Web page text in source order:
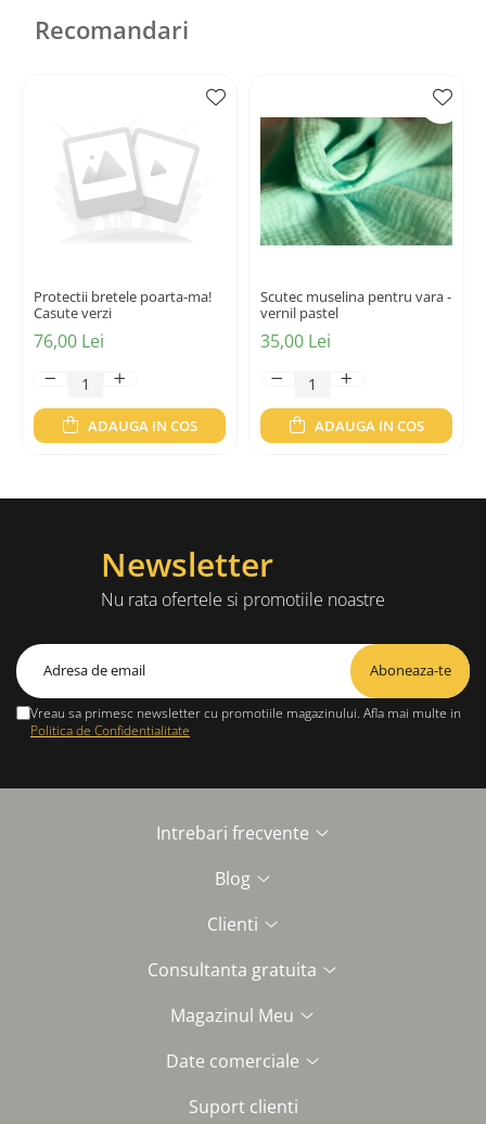
Recomandari
Protectii bretele poarta-ma!
Casute verzi
76,00 Lei
ADAUGA IN COS
Scutec muselina pentru vara -
vernil pastel
35,00 Lei
ADAUGA IN COS
Newsletter
Nu rata ofertele si promotiile noastre
Vreau sa primesc newsletter cu promotiile magazinului. Afla mai multe in
Politica de Confidentialitate
Intrebari frecvente
Blog
Clienti
Consultanta gratuita
Magazinul Meu
Date comerciale
Suport clienti